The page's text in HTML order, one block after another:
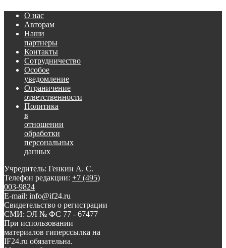
О нас
Авторам
Наши
партнеры
Контакты
Сотрудничество
Особое
уведомление
Ограничение
ответственности
Политика
в
отношении
обработки
персональных
данных
Учредитель: Генкин А. С.
Телефон редакции: +7 (495)
003-9824
E-mail: info@if24.ru
Свидетельство о регистрации
СМИ: ЭЛ № ФС 77 - 67477
При использовании
материалов гиперссылка на
IF24.ru обязательна.